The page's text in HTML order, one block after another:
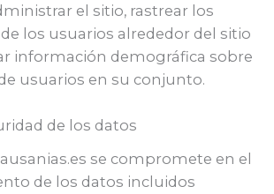
el sitio, rastrear los
los usuarios alrededor del sitio
información demográfica sobre
usuarios en su conjunto.
de los datos
se compromete en el
de los datos incluidos